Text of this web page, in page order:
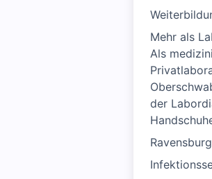
Mehr als
Als
der
Ravensburg